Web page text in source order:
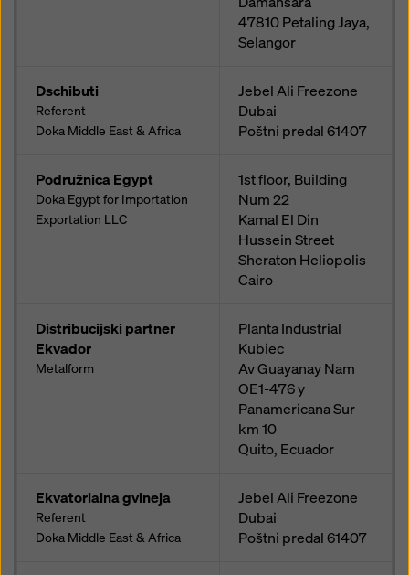
47810Petaling Jaya,
Selangor
Dschibuti
Referent
Doka Middle East & Africa
Jebel Ali Freezone
Dubai
Poštni predal61407
Podružnica Egypt
Doka Egypt for Importation
Exportation LLC
1st floor, Building
Num 22
Kamal El Din
Hussein Street
Sheraton Heliopolis
Cairo
Distribucijski partner
Ekvador
Metalform
Planta Industrial
Kubiec
Av Guayanay Nam
OE1-476 y
Panamericana Sur
km 10
Quito, Ecuador
Ekvatorialna gvineja
Referent
Doka Middle East & Africa
Jebel Ali Freezone
Dubai
Poštni predal61407